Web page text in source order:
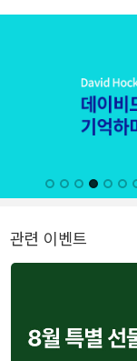
관련 이벤트